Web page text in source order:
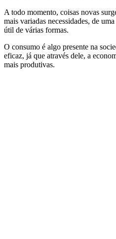
A todo momento, coisas novas
mais variadas necessidades, de
útil de várias formas.
O consumo é algo presente na
eficaz, já que através dele, a
mais produtivas.